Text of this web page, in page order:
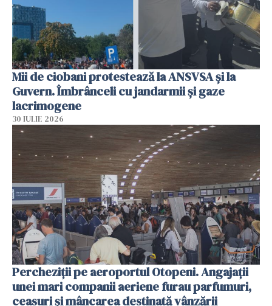
Mii de ciobani protestează la ANSVSA și la
Guvern. Îmbrânceli cu jandarmii și gaze
lacrimogene
30 IULIE 2026
Percheziții pe aeroportul Otopeni. Angajații
unei mari companii aeriene furau parfumuri,
ceasuri și mâncarea destinată vânzării